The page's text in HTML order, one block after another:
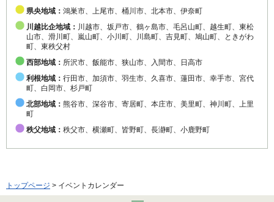
県央地域： 鴻巣市、上尾市、桶川市、北本市、伊奈町
川越比企地域： 川越市、坂戸市、鶴ヶ島市、毛呂山町、越生町、東松
山市、滑川町、嵐山町、小川町、川島町、吉見町、鳩山町、ときがわ
町、東秩父村
西部地域： 所沢市、飯能市、狭山市、入間市、日高市
利根地域： 行田市、加須市、羽生市、久喜市、蓮田市、幸手市、宮代
町、白岡市、杉戸町
北部地域： 熊谷市、深谷市、寄居町、本庄市、美里町、神川町、上里
町
秩父地域： 秩父市、横瀬町、皆野町、長瀞町、小鹿野町
トップページ > イベントカレンダー